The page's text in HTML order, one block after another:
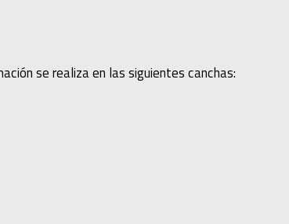
se realiza en las siguientes canchas: